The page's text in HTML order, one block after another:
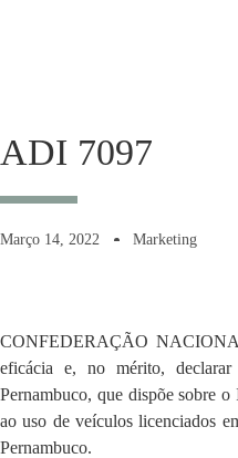
ADI 7097
Março 14, 2022 Marketing
CONFEDERAÇÃO
eficácia e, no mérito,
Pernambuco, que dispõe sobre
ao uso de veículos licenciados
Pernambuco.